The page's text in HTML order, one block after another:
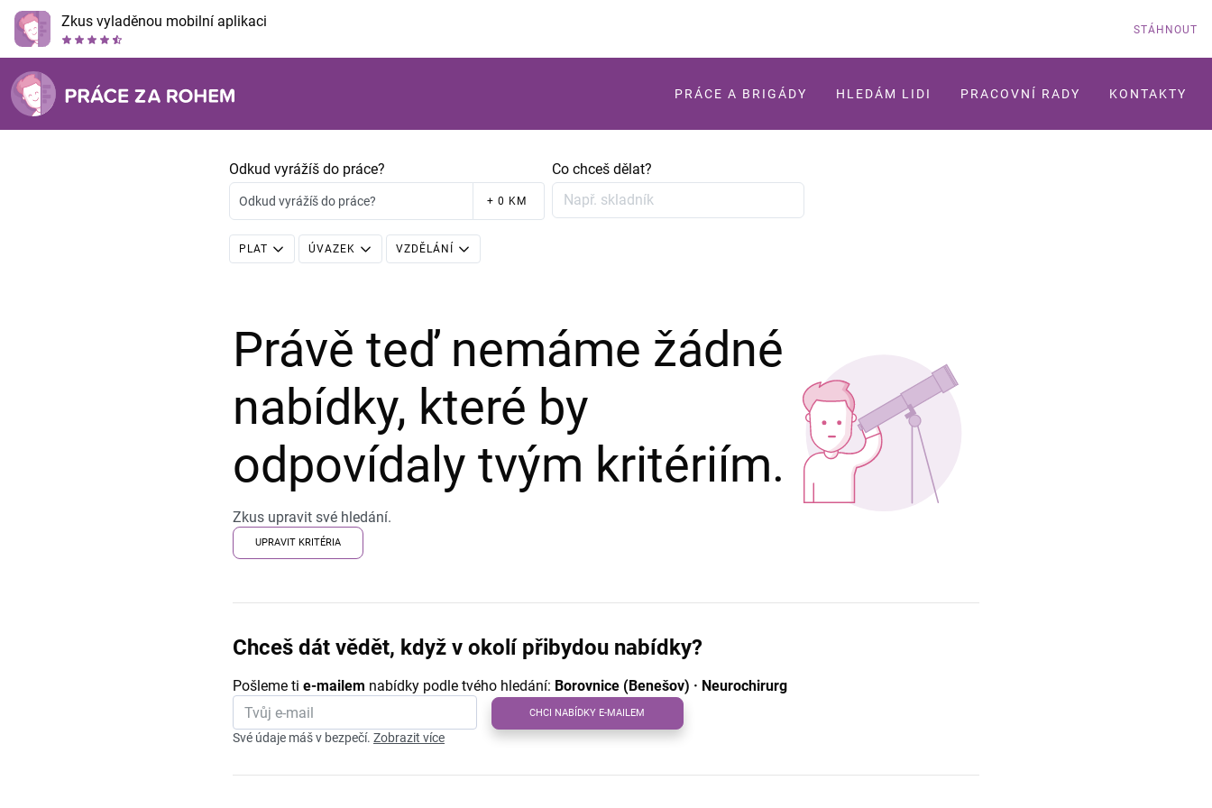
Zkus vyladěnou mobilní aplikaci STÁHNOUT
PRÁCE A BRIGÁDY HLEDÁM LIDI PRACOVNÍ RADY KONTAKTY
Odkud vyrážíš do práce?
Odkud vyrážíš do práce? + 0 KM
Co chceš dělat?
PLAT ÚVAZEK VZDĚLÁNÍ
Právě teď nemáme žádné
nabídky, které by
odpovídaly tvým kritériím.
Zkus upravit své hledání.
UPRAVIT KRITÉRIA
Chceš dát vědět, když v okolí přibydou nabídky?
Pošleme ti e-mailem nabídky podle tvého hledání: Borovnice (Benešov) · Neurochirurg
CHCI NABÍDKY E-MAILEM
Své údaje máš v bezpečí. Zobrazit více